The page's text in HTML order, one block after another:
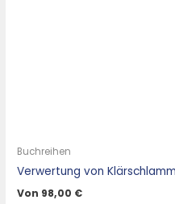
Buchreihen
Verwertung von
Von 98,00 €